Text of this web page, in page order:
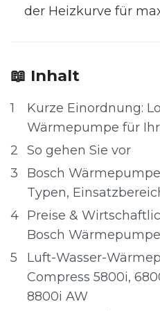
der Heizkurve für
📖 Inhalt
1
Kurze Einordnung:
Wärmepumpe für
2
So gehen Sie vor
3
Bosch
Typen,
4 Preise &
Bosch
5
Luft-Wasser-
Compress 5800i,
8800i AW